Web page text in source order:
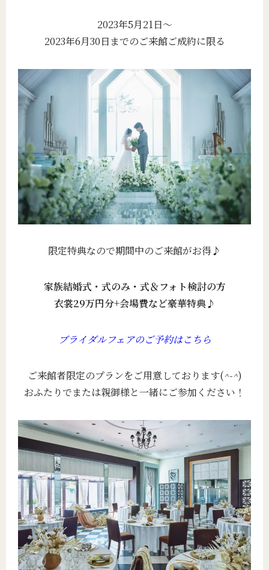
2023年5月21日～
2023年6月30日までのご来館ご成約に限る
限定特典なので期間中のご来館がお得♪
家族結婚式・式のみ・式＆フォト検討の方
衣裳29万円分+会場費など豪華特典♪
ブライダルフェアのご予約はこちら
ご来館者限定のプランをご用意しております(^-^)
おふたりでまたは親御様と一緒にご参加ください！